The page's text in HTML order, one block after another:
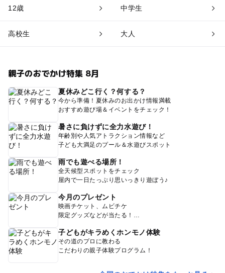
12歳 中学生
高校生 大人
親子のおでかけ特集 8月
夏休みどこ行く？何する？
今から準備！夏休みのお出かけ情報満載
おすすめ遊び場＆イベントをチェック！
暑さに負けずに全力水遊び！
年齢別や人気アトラクション情報など
子ども大満足のプール＆水遊びスポット
雨でも遊べる場所！
全天候型スポットをチェック
屋内で一日たっぷり思いっきり遊ぼう♪
今月のプレゼント
映画チケット、ムビチケ
限定グッズなどが当たる！
子どもがキラめくホンモノ体験
その道のプロに教わる
こだわりの親子体験プログラム！